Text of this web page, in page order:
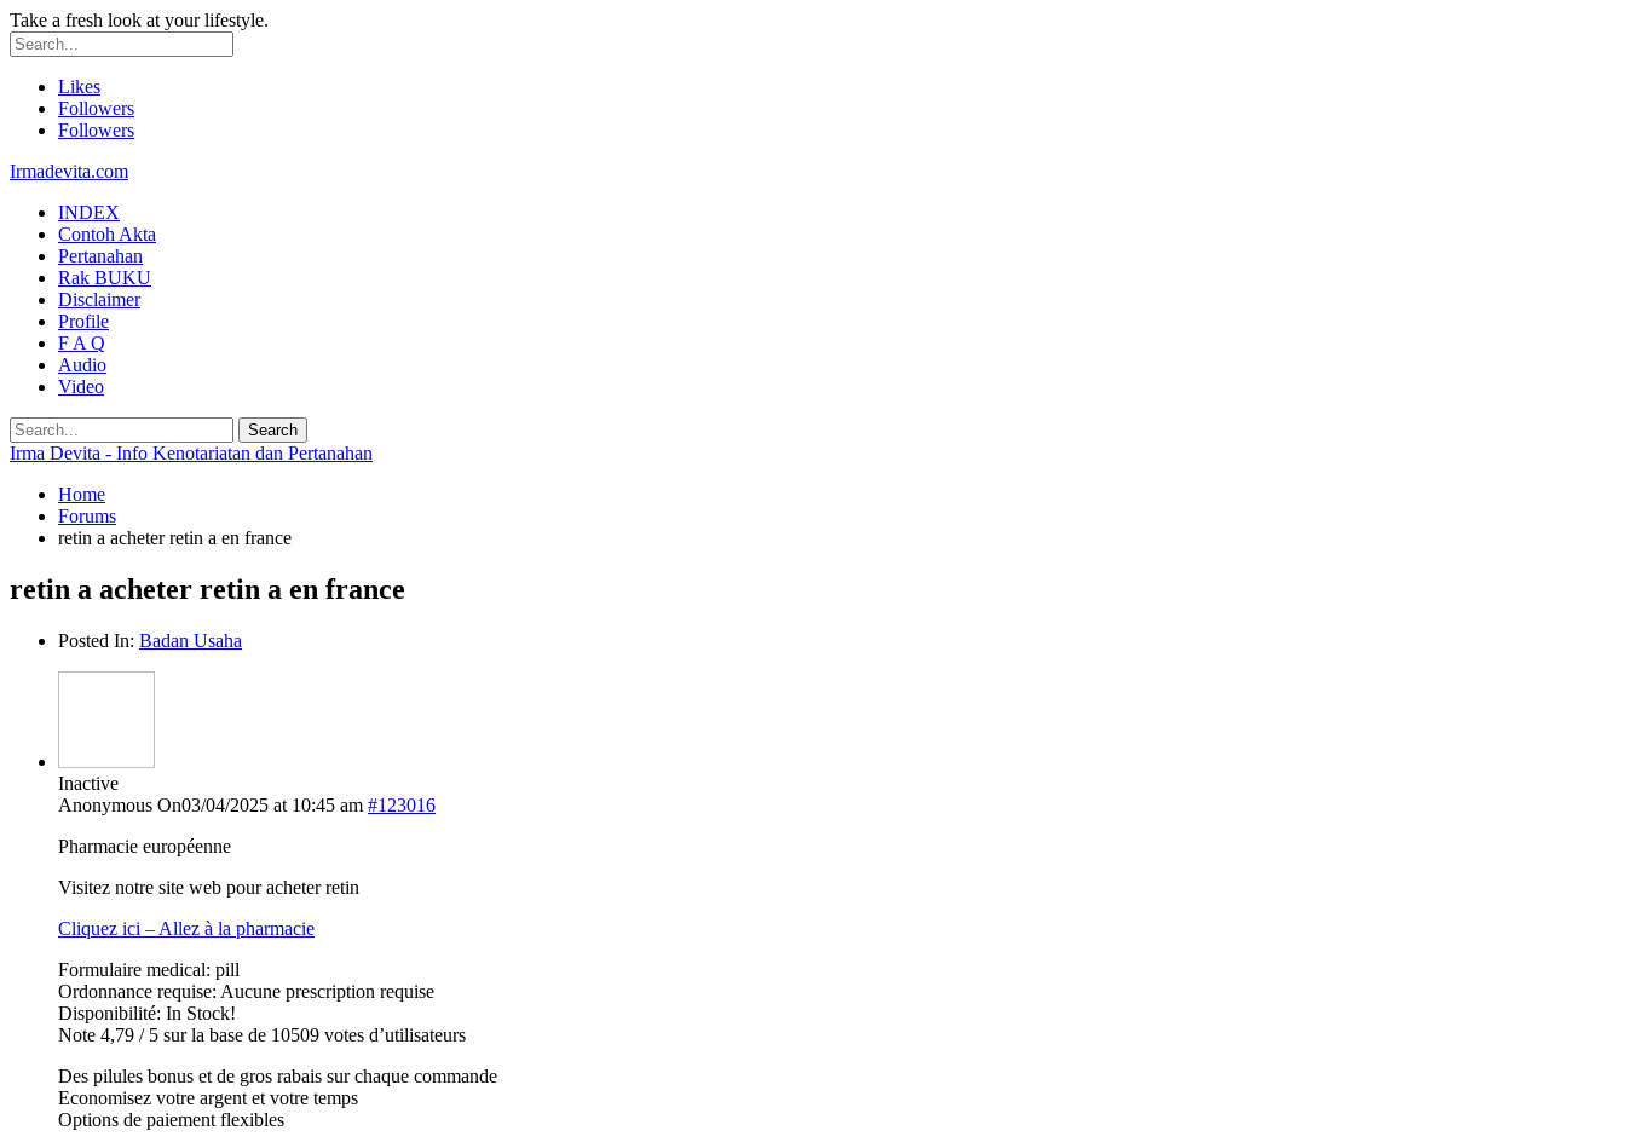
Take a fresh look at your lifestyle.
Likes
Followers
Followers
Irmadevita.com
INDEX
Contoh Akta
Pertanahan
Rak BUKU
Disclaimer
Profile
F A Q
Audio
Video
Irma Devita - Info Kenotariatan dan Pertanahan
Home
Forums
retin a acheter retin a en france
retin a acheter retin a en france
Posted In: Badan Usaha
Inactive
Anonymous On03/04/2025 at 10:45 am #123016
Pharmacie européenne
Visitez notre site web pour acheter retin
Cliquez ici – Allez à la pharmacie
Formulaire medical: pill
Ordonnance requise: Aucune prescription requise
Disponibilité: In Stock!
Note 4,79 / 5 sur la base de 10509 votes d’utilisateurs
Des pilules bonus et de gros rabais sur chaque commande
Economisez votre argent et votre temps
Options de paiement flexibles